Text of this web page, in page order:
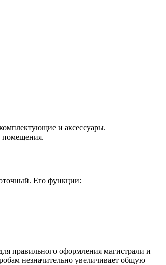
и аксессуары.
помещения.
Его функции:
правильного оформления магистрали и
незначительно увеличивает общую